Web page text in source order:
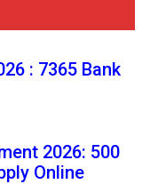
: 7365 Bank
2026: 500
Online